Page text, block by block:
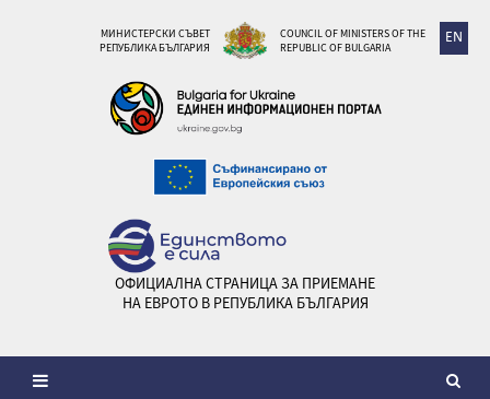
EN
МИНИСТЕРСКИ СЪВЕТ
РЕПУБЛИКА БЪЛГАРИЯ
COUNCIL OF MINISTERS OF THE
REPUBLIC OF BULGARIA
ОФИЦИАЛНА СТРАНИЦА ЗА ПРИЕМАНЕ
НА ЕВРОТО В РЕПУБЛИКА БЪЛГАРИЯ